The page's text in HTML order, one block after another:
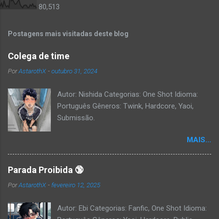
80,513
Postagens mais visitadas deste blog
Colega de time
PorAstarothX -outubro 31, 2024
Autor: Nishida Categorias: One Shot Idioma:
Português Gêneros: Twink, Hardcore, Yaoi,
Submissão.
MAIS...
Parada Proibida 🔞
PorAstarothX - fevereiro 12, 2025
Autor: Ebi Categorias: Fanfic, One Shot Idioma: